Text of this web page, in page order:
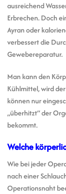
ausreichend
Erbrechen. Doch
Ayran oder
verbessert die
Gewebereparatur.
Man kann den
Kühlmittel, wird
können nur
„überhitzt“ der
bekommt.
Welche
Wie bei jeder
nach einer
Operationsnaht